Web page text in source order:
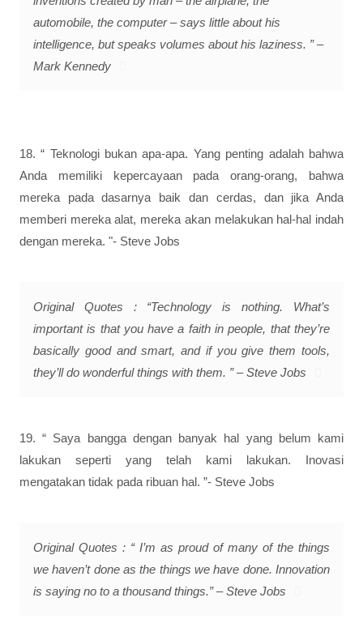
automobile, the computer – says little about his
intelligence, but speaks volumes about his laziness. ” –
Mark Kennedy
18. “ Teknologi bukan apa-apa. Yang penting adalah bahwa
Anda memiliki kepercayaan pada orang-orang, bahwa
mereka pada dasarnya baik dan cerdas, dan jika Anda
memberi mereka alat, mereka akan melakukan hal-hal indah
dengan mereka. "- Steve Jobs
Original Quotes : “Technology is nothing. What’s
important is that you have a faith in people, that they’re
basically good and smart, and if you give them tools,
they’ll do wonderful things with them. ” – Steve Jobs
19. “ Saya bangga dengan banyak hal yang belum kami
lakukan seperti yang telah kami lakukan. Inovasi
mengatakan tidak pada ribuan hal. ”- Steve Jobs
Original Quotes : “ I’m as proud of many of the things
we haven’t done as the things we have done. Innovation
is saying no to a thousand things.” – Steve Jobs